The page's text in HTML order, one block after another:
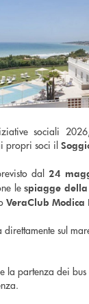
sociali
propri soci il
dal 24
le spiagge
VeraClub Modica
direttamente sul
la partenza dei